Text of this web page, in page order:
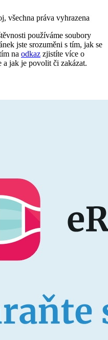
všechna práva vyhrazena
používáme soubory
jste srozuměni s tím, jak se
na odkaz zjistíte více o
a jak je povolit či zakázat.